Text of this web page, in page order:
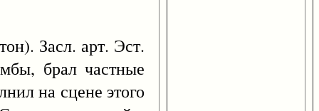
Засл. арт. Эст.
брал частные
на сцене этого